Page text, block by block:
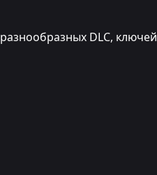
DLC, ключей